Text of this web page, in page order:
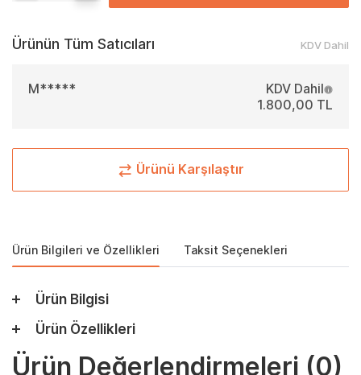
Ürünün Tüm Satıcıları KDV Dahil
M*****
KDV Dahil
1.800,00 TL
Ürünü Karşılaştır
Ürün Bilgileri ve Özellikleri Taksit Seçenekleri
Ürün Bilgisi
Ürün Özellikleri
Ürün Değerlendirmeleri (0)